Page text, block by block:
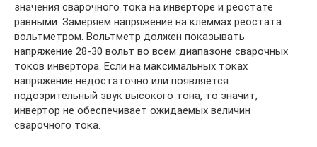
значения сварочного тока на инверторе и реостате
равными. Замеряем напряжение на клеммах реостата
вольтметром. Вольтметр должен показывать
напряжение 28-30 вольт во всем диапазоне сварочных
токов инвертора. Если на максимальных токах
напряжение недостаточно или появляется
подозрительный звук высокого тона, то значит,
инвертор не обеспечивает ожидаемых величин
сварочного тока.